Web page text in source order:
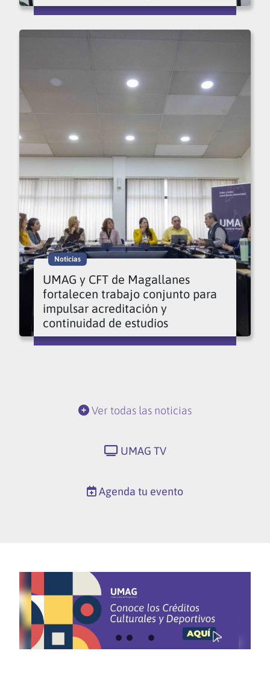
Noticias
UMAG y CFT de Magallanes
fortalecen trabajo conjunto para
impulsar acreditación y
continuidad de estudios
Ver todas las noticias
UMAG TV
Agenda tu evento